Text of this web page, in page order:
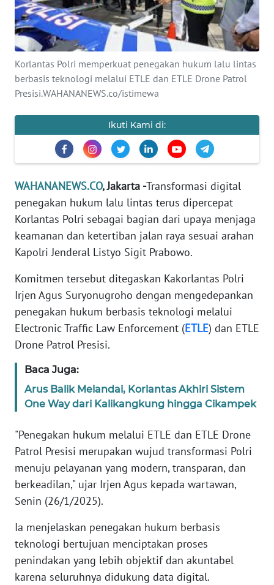
Korlantas Polri memperkuat penegakan hukum lalu lintas
berbasis teknologi melalui ETLE dan ETLE Drone Patrol
Presisi.WAHANANEWS.co/istimewa
Ikuti Kami di:
WAHANANEWS.CO, Jakarta -Transformasi digital
penegakan hukum lalu lintas terus dipercepat
Korlantas Polri sebagai bagian dari upaya menjaga
keamanan dan ketertiban jalan raya sesuai arahan
Kapolri Jenderal Listyo Sigit Prabowo.
Komitmen tersebut ditegaskan Kakorlantas Polri
Irjen Agus Suryonugroho dengan mengedepankan
penegakan hukum berbasis teknologi melalui
Electronic Traffic Law Enforcement (ETLE) dan ETLE
Drone Patrol Presisi.
Baca Juga:
Arus Balik Melandai, Korlantas Akhiri Sistem
One Way dari Kalikangkung hingga Cikampek
"Penegakan hukum melalui ETLE dan ETLE Drone
Patrol Presisi merupakan wujud transformasi Polri
menuju pelayanan yang modern, transparan, dan
berkeadilan," ujar Irjen Agus kepada wartawan,
Senin (26/1/2025).
Ia menjelaskan penegakan hukum berbasis
teknologi bertujuan menciptakan proses
penindakan yang lebih objektif dan akuntabel
karena seluruhnya didukung data digital.
INTERNASIONAL
SERBA-SERBI
EDITORIAL
Informasi
INDEKS
BERITA
KONTAK
INFO
IKLAN
TENTANG
KAMI
PEDOMAN
SIBER
REDAKSI
DISCLAIMER